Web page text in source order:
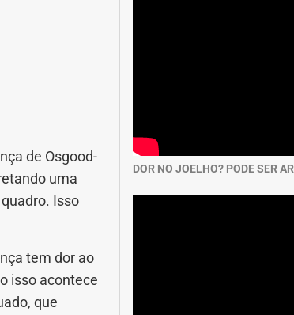
de Osgood-
uma
Isso
tem dor ao
isso acontece
que
DOR NO JOELHO? PODE SER